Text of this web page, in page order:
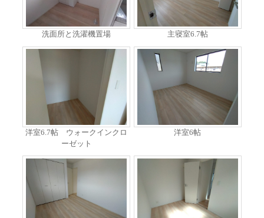
洗面所と洗濯機置場 主寝室6.7帖
洋室6.7帖 ウォークインクロ
ーゼット
洋室6帖